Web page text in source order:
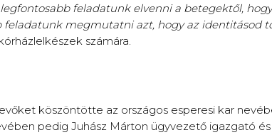
feladatunk elvenni a betegektől,
megmutatni azt, hogy az identitásod
számára.
köszöntötte az országos esperesi kar
pedig Juhász Márton ügyvezető igazgató